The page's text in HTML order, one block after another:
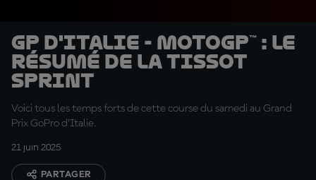
GP d'Italie - MotoGP™ : le
résumé de la Tissot
Sprint
Voici tous les temps forts de cette course du samedi au Grand
Prix GoPro d'Italie.
21 juin 2025
PARTAGER